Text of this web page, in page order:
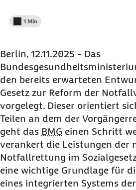
Lesedauer weniger als
1 Min
Berlin, 12.11.2025 - Das
den bereits erwarteten
Gesetz zur Reform der
vorgelegt. Dieser orientiert
Teilen an dem der
geht das BMG einen Schritt
verankert die Leistungen der
Notfallrettung im
eine wichtige Grundlage für
eines integrierten Systems der